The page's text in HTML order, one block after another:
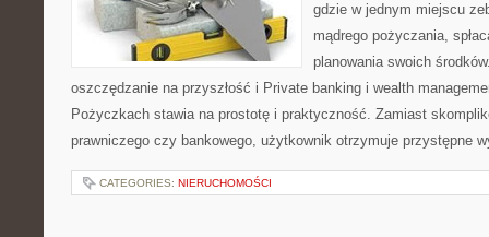
gdzie w jednym miejscu
mądrego pożyczania,
planowania swoich
oszczędzanie na przyszłość i Private banking i wealth
Pożyczkach stawia na prostotę i praktyczność. Zamiast
prawniczego czy bankowego, użytkownik otrzymuje przystępne
CATEGORIES: NIERUCHOMOŚCI